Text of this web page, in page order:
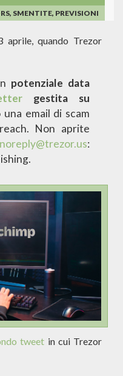
SMENTITE, PREVISIONI
quando Trezor
potenziale data
gestita su
email di scam
Non aprite
noreply@trezor.us:
tweet in cui Trezor